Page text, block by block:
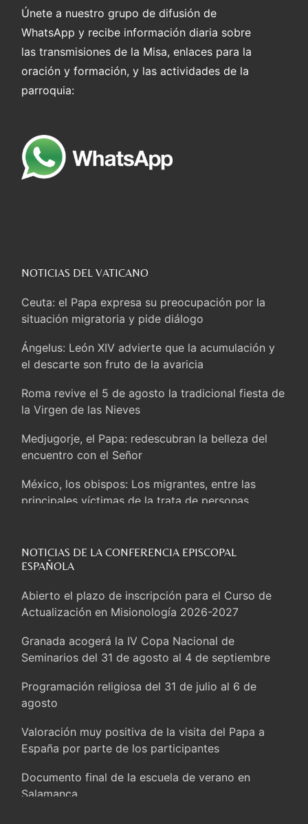
Únete a nuestro grupo de difusión de
WhatsApp y recibe información diaria sobre
las transmisiones de la Misa, enlaces para la
oración y formación, y las actividades de la
parroquia:
NOTICIAS DEL VATICANO
Ceuta: el Papa expresa su preocupación por la
situación migratoria y pide diálogo
Ángelus: León XIV advierte que la acumulación y
el descarte son fruto de la avaricia
Roma revive el 5 de agosto la tradicional fiesta de
la Virgen de las Nieves
Medjugorje, el Papa: redescubran la belleza del
encuentro con el Señor
México, los obispos: Los migrantes, entre las
principales víctimas de la trata de personas
frenan el envío de misiles Patriot
El Papa: Ninguna prisión puede separar al hombre
del amor de Dios
Primer Coloquio entre cristianismo y
confucianismo en Seúl
El Papa a los jóvenes del Perú: Sean instrumentos
de Dios para reavivar la esperanza
Gaza, hacia el desarme de Hamás. Trump: Israel
abandonará la Franja
La Iglesia en España reclama una respuesta
humanitaria a la situación migratoria en Ceuta
NOTICIAS DE LA CONFERENCIA EPISCOPAL
ESPAÑOLA
Abierto el plazo de inscripción para el Curso de
Actualización en Misionología 2026-2027
Granada acogerá la IV Copa Nacional de
Seminarios del 31 de agosto al 4 de septiembre
Programación religiosa del 31 de julio al 6 de
agosto
Valoración muy positiva de la visita del Papa a
España por parte de los participantes
Documento final de la escuela de verano en
Salamanca